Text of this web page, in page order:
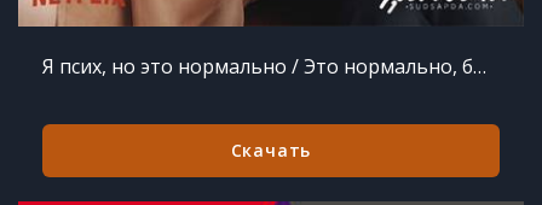
Я псих, но это нормально / Это нормально, быть ненормальным / Псих, но всё в порядке 1 сезон 16 серий из 16
Скачать